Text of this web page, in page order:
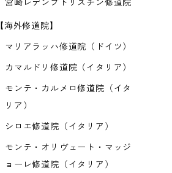
宮崎レデンプトリスチン修道院
【海外修道院】
マリアラッハ修道院（ドイツ）
カマルドリ修道院（イタリア）
モンテ・カルメロ修道院（イタ
リア）
シロエ修道院（イタリア）
モンテ・オリヴェート・マッジ
ョーレ修道院（イタリア）